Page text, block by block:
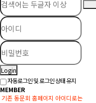
Login
자동로그인 및 로그인 상태 유지
MEMBER
기존 동문회 홈페이지 아이디로는